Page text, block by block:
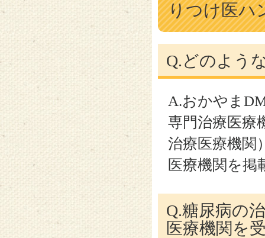
りつけ医ハ
Q.どのよう
A.おかやま
専門治療医療
治療医療機関
医療機関を掲
Q.糖尿病の
医療機関を